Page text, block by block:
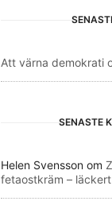
Att värna demokrati
SENASTE
Helen Svensson om
fetaostkräm –